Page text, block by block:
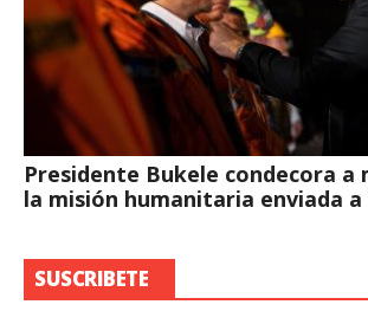
Presidente Bukele condecora a
la misión humanitaria enviada a
SUSCRIBETE